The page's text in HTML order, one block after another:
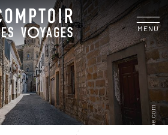
MENU